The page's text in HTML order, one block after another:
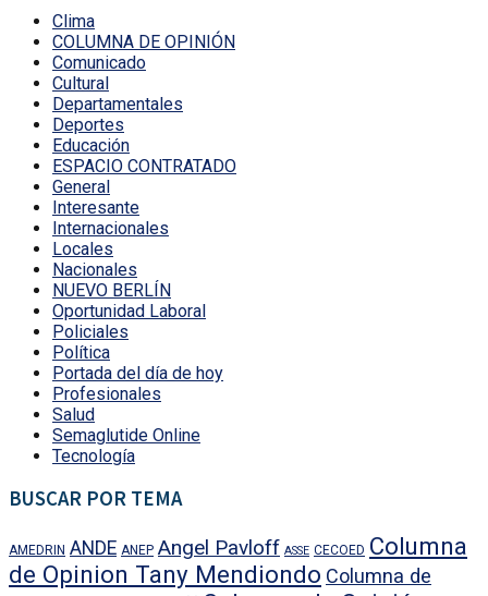
Clima
COLUMNA DE OPINIÓN
Comunicado
Cultural
Departamentales
Deportes
Educación
ESPACIO CONTRATADO
General
Interesante
Internacionales
Locales
Nacionales
NUEVO BERLÍN
Oportunidad Laboral
Policiales
Política
Portada del día de hoy
Profesionales
Salud
Semaglutide Online
Tecnología
BUSCAR POR TEMA
AMEDRIN ANDE ANEP Angel Pavloff ASSE CECOED Columna
de Opinion Tany Mendiondo Columna de